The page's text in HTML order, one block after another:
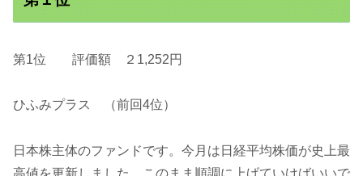
第1位 評価額 ２1,252円
ひふみプラス （前回4位）
日本株主体のファンドです。今月は日経平均株価が史上最